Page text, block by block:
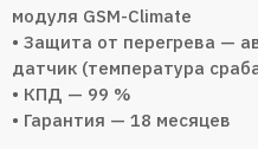
модуля GSM-Climate
• Защита от перегрева —
датчик (температура
• КПД — 99 %
• Гарантия — 18 месяцев